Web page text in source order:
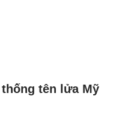
tên lửa Mỹ